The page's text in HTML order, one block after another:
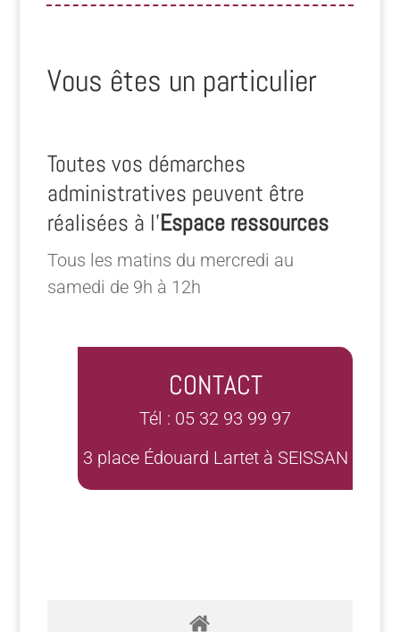
Vous êtes un particulier
Toutes vos démarches
administratives peuvent être
réalisées à l’Espace ressources
Tous les matins du mercredi au
samedi de 9h à 12h
CONTACT
Tél : 05 32 93 99 97
3 place Édouard Lartet à SEISSAN